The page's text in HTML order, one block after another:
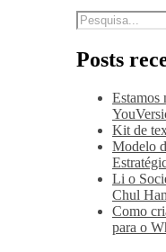
Posts
Estamos
Kit de
Modelo
Li o
Chul Han
Como
para o